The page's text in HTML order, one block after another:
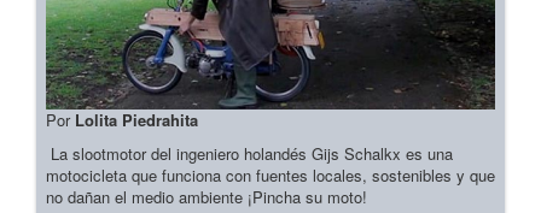
Por Lolita Piedrahita
La slootmotor del ingeniero holandés Gijs Schalkx es una
motocicleta que funciona con fuentes locales, sostenibles y que
no dañan el medio ambiente ¡Pincha su moto!